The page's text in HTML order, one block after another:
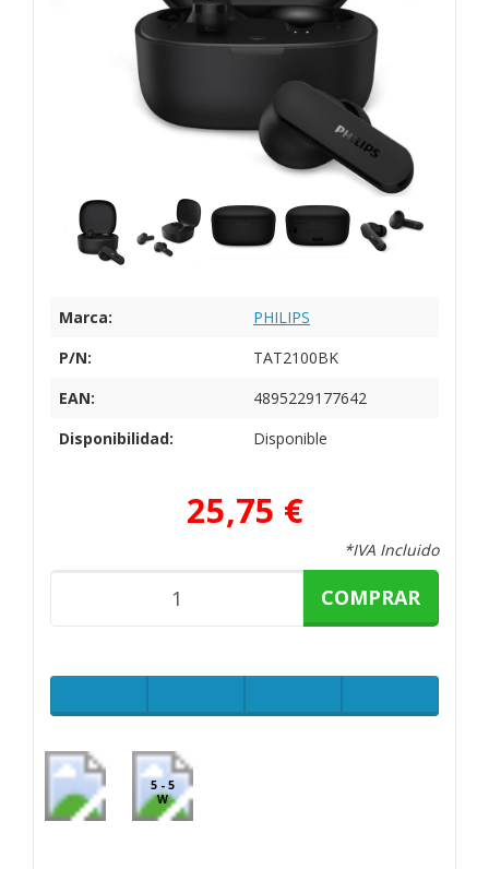
Marca:
PHILIPS
P/N:
TAT2100BK
EAN:
4895229177642
Disponibilidad:
Disponible
25,75 €
*IVA Incluido
COMPRAR
5 - 5
W